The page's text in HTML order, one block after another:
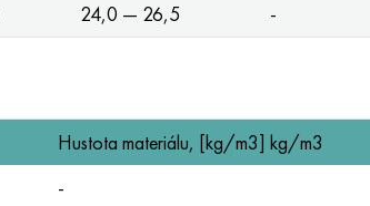
24,0 — 26,5 -
Hustota materiálu, [kg/m3] kg/m3
-